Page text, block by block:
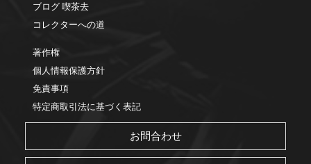
ブログ 喫茶去
コレクターへの道
著作権
個人情報保護方針
免責事項
特定商取引法に基づく表記
お問合わせ